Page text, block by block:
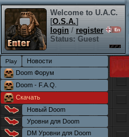
Welcome to U.A.C.
[O.S.A.]
login / register
Status: Guest
Новости
Doom Форум
Doom - F.A.Q.
Скачать
Новый Doom
Уровни для Doom
DM Уровни для Doom